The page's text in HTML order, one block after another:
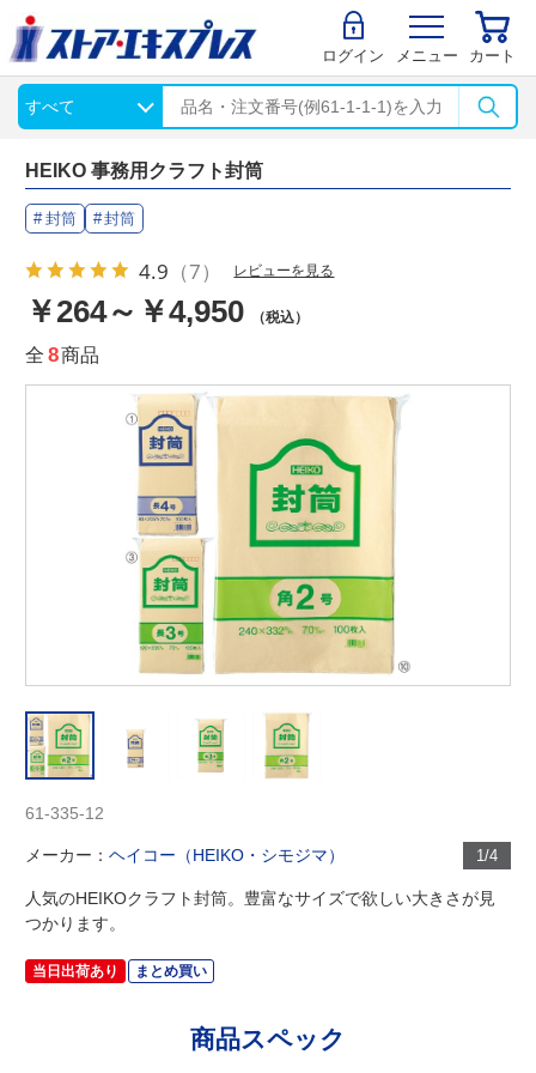
ログイン メニュー カート
HEIKO 事務用クラフト封筒
封筒 封筒
4.9 （7） レビューを見る
￥264～￥4,950 （税込）
全 8商品
1/4
61-335-12
メーカー：ヘイコー（HEIKO・シモジマ）
人気のHEIKOクラフト封筒。豊富なサイズで欲しい大きさが見
つかります。
当日出荷あり まとめ買い
商品スペック